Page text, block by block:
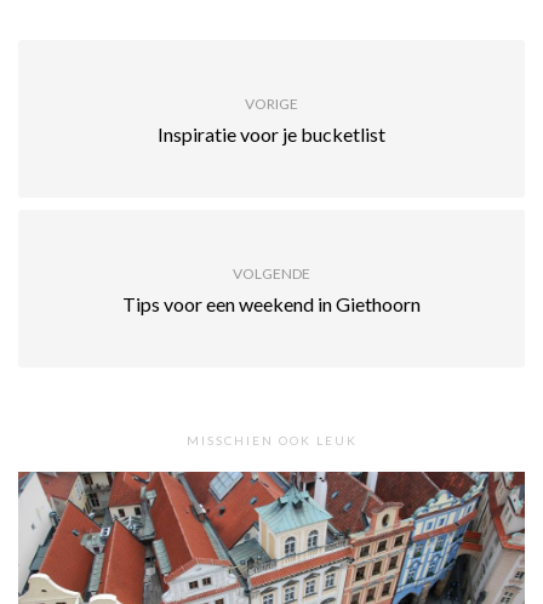
VORIGE
Inspiratie voor je bucketlist
VOLGENDE
Tips voor een weekend in Giethoorn
MISSCHIEN OOK LEUK